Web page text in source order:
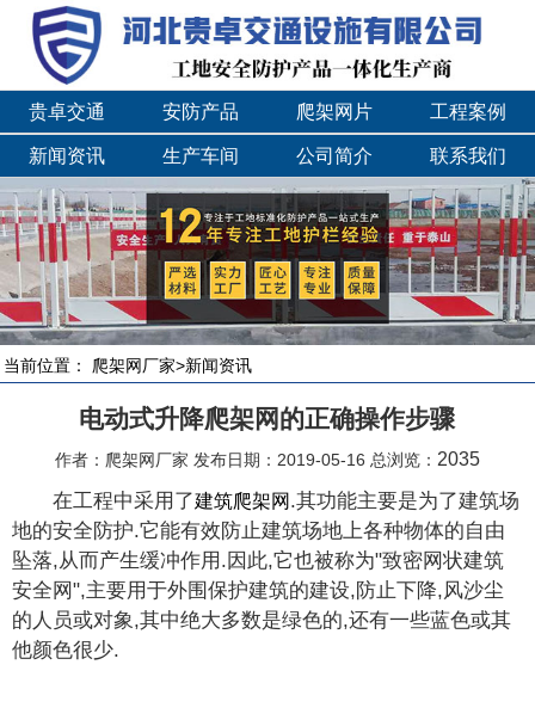
贵卓交通 安防产品 爬架网片 工程案例
新闻资讯 生产车间 公司简介 联系我们
当前位置： 爬架网厂家>新闻资讯
电动式升降爬架网的正确操作步骤
作者：爬架网厂家 发布日期：2019-05-16 总浏览： 2035
在工程中采用了建筑爬架网 .其功能主要是为了建筑场
地的安全防护.它能有效防止建筑场地上各种物体的自由
坠落,从而产生缓冲作用.因此,它也被称为"致密网状建筑
安全网",主要用于外围保护建筑的建设,防止下降,风沙尘
的人员或对象,其中绝大多数是绿色的,还有一些蓝色或其
他颜色很少.